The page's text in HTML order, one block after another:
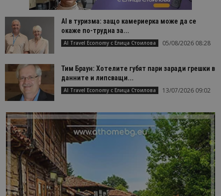
AI в туризма: защо камериерка може да се
окаже по-трудна за...
AI Travel Economy с Елица Стоилова 05/08/2026 08:28
Тим Браун: Хотелите губят пари заради грешки в
данните и липсващи...
AI Travel Economy с Елица Стоилова 13/07/2026 09:02